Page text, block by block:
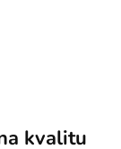
kvalitu